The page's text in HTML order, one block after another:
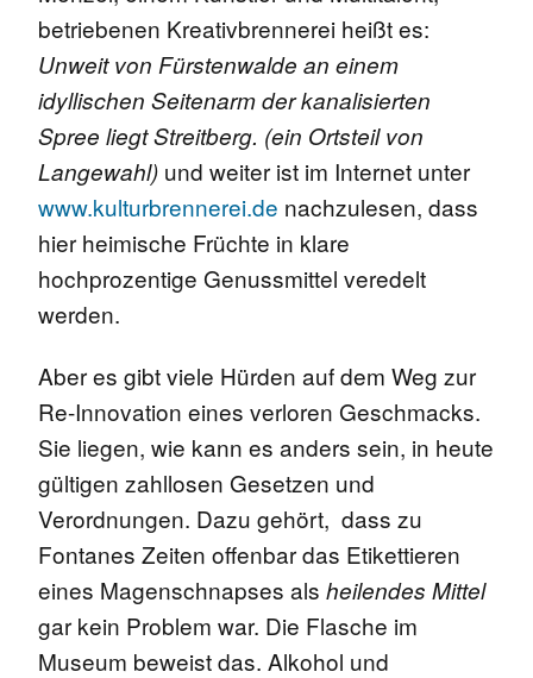
betriebenen Kreativbrennerei heißt es:
Unweit von Fürstenwalde an einem
idyllischen Seitenarm der kanalisierten
Spree liegt Streitberg. (ein Ortsteil von
Langewahl) und weiter ist im Internet unter
www.kulturbrennerei.de nachzulesen, dass
hier heimische Früchte in klare
hochprozentige Genussmittel veredelt
werden.
Aber es gibt viele Hürden auf dem Weg zur
Re-Innovation eines verloren Geschmacks.
Sie liegen, wie kann es anders sein, in heute
gültigen zahllosen Gesetzen und
Verordnungen. Dazu gehört, dass zu
Fontanes Zeiten offenbar das Etikettieren
eines Magenschnapses als heilendes Mittel
gar kein Problem war. Die Flasche im
Museum beweist das. Alkohol und